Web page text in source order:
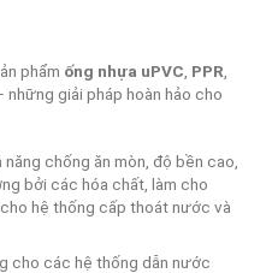
phẩm ống nhựa uPVC PPR
những giải pháp hoàn hảo cho
chống ăn mòn, độ bền cao,
bởi các hóa chất, làm cho
hệ thống cấp thoát nước và
cho các hệ thống dẫn nước